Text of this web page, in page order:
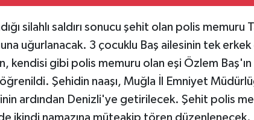
silahlı saldırı sonucu şehit olan polis memuru
uğurlanacak. 3 çocuklu Baş ailesinin tek erkek
kendisi gibi polis memuru olan eşi Özlem
Şehidin naaşı, Muğla İl Emniyet
ardından Denizli'ye getirilecek. Şehit polis
ikindi namazına müteakip tören düzenlenecek.